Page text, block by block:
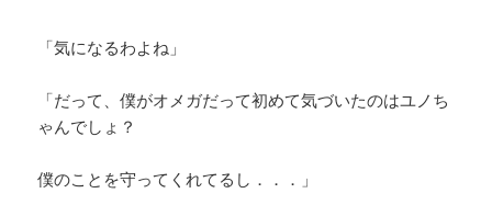
「気になるわよね」
「だって、僕がオメガだって初めて気づいたのはユノち
ゃんでしょ？
僕のことを守ってくれてるし．．．」